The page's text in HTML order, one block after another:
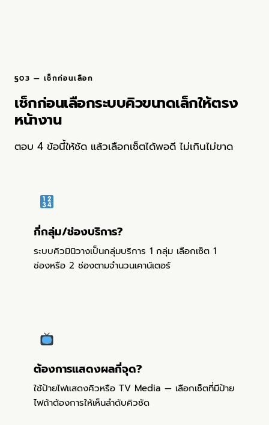
§03 — เช็กก่อนเลือก
เช็กก่อนเลือกระบบคิวขนาดเล็กให้ตรง
หน้างาน
ตอบ 4 ข้อนี้ให้ชัด แล้วเลือกเซ็ตได้พอดี ไม่เกินไม่ขาด
กี่กลุ่ม/ช่องบริการ?
ระบบคิวมินิวางเป็นกลุ่มบริการ 1 กลุ่ม เลือกเซ็ต 1
ช่องหรือ 2 ช่องตามจำนวนเคาน์เตอร์
ต้องการแสดงผลกี่จุด?
ใช้ป้ายไฟแสดงคิวหรือ TV Media — เลือกเซ็ตที่มีป้าย
ไฟถ้าต้องการให้เห็นลำดับคิวชัด